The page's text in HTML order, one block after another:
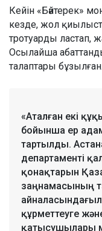
Кейін «Бәйтерек»
кезде, жол
тротуарды ластап,
Осылайша
талаптары бұзылған.
«Аталған екі
бойынша ер
тартылды.
департаменті
қонақтарын
заңнамасының
құрметтеуге
қатысушылары